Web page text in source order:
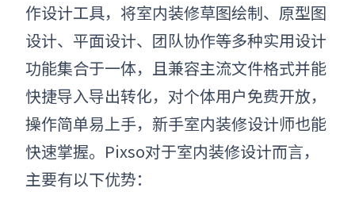
作设计工具，将室内装修草图绘制、 原型图
设计、 平面设计、团队协作等多种实用设计
功能集合于一体， 且兼容主流文件格式并能
快捷导入导出转化，对个体用户免费开放，
操作简单易上手， 新手室内装修设计师也能
快速掌握。Pixso对于室内装修设计而言，
主要有以下优势：